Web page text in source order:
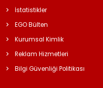
İstatistikler
EGO Bülten
Kurumsal Kimlik
Reklam Hizmetleri
Bilgi Güvenliği Politikası